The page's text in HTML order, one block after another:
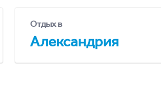
Отдых в
Александрия